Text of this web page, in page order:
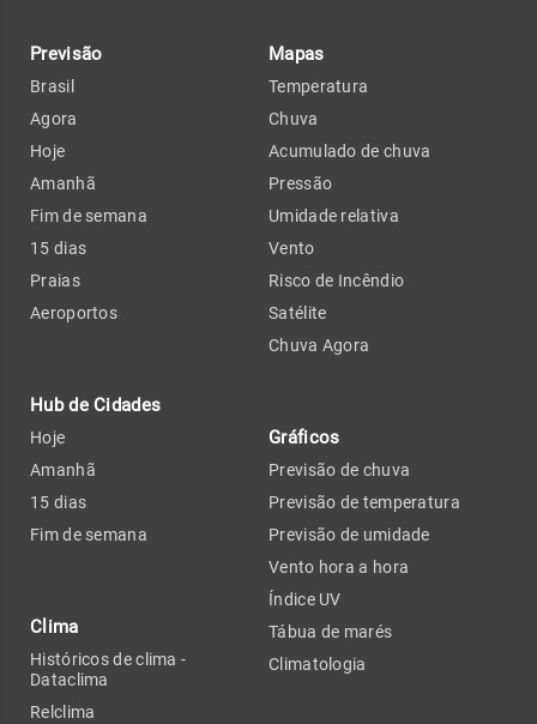
Previsão
Brasil
Agora
Hoje
Amanhã
Fim de semana
15 dias
Praias
Aeroportos
Hub de Cidades
Hoje
Amanhã
15 dias
Fim de semana
Clima
Históricos de clima -
Dataclima
Relclima
Mapas
Temperatura
Chuva
Acumulado de chuva
Pressão
Umidade relativa
Vento
Risco de Incêndio
Satélite
Chuva Agora
Gráficos
Previsão de chuva
Previsão de temperatura
Previsão de umidade
Vento hora a hora
Índice UV
Tábua de marés
Climatologia